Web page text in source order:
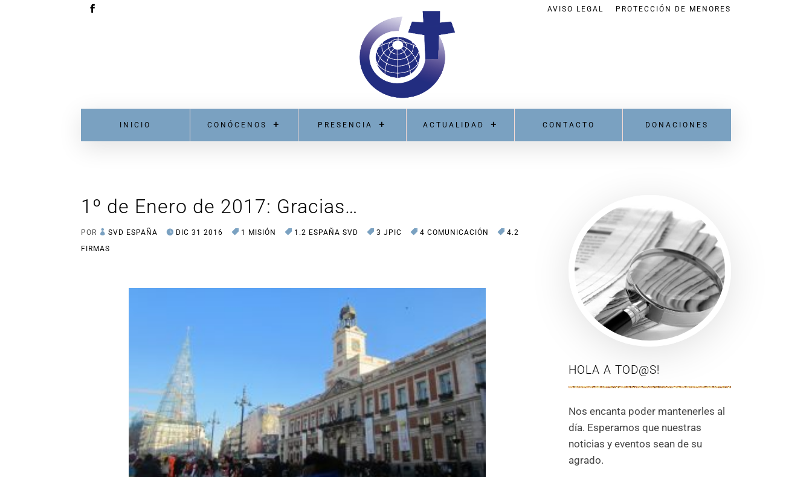
AVISO LEGAL PROTECCIÓN DE MENORES
INICIO CONÓCENOS PRESENCIA ACTUALIDAD CONTACTO DONACIONES
1º de Enero de 2017: Gracias…
POR SVD ESPAÑA DIC 31 2016 1 MISIÓN 1.2 ESPAÑA SVD 3 JPIC 4 COMUNICACIÓN
4.2
FIRMAS
HOLA A TOD@S!
Nos encanta poder mantenerles al
día. Esperamos que nuestras
noticias y eventos sean de su
agrado.